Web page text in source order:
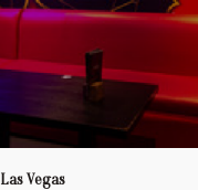
Las Vegas